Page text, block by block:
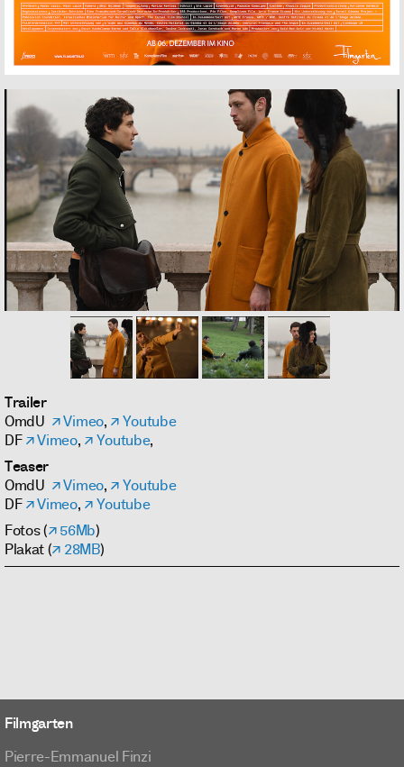
Trailer
OmdU
Vimeo,
Youtube
DF
Vimeo, Youtube,
Teaser
OmdU
Vimeo,
Youtube
DF
Vimeo,
Youtube
Fotos (
56Mb)
Plakat (
28MB)
Filmgarten
Pierre-Emmanuel Finzi